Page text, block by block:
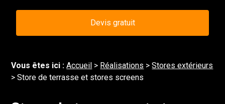
Devis gratuit
Vous êtes ici :Accueil > Réalisations >Stores extérieurs
>Store de terrasse et stores screens